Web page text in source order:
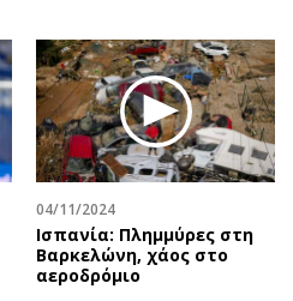
Πολιτική
Οικονομία
Γενικά
Αναδρομές
Πρόσωπα
Περιβάλλον
Good Life
Γυναίκα
04/11/2024
Ισπανία: Πλημμύρες στη
Βαρκελώνη, χάος στο
αεροδρόμιο